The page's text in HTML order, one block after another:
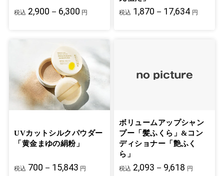
税込 2,900－6,300 円 税込 1,870－17,634 円
UVカットシルクパウダー
「黄金まゆの絹粉」
税込 700－15,843 円
ボリュームアップシャン
プー「髪ふくら」&コン
ディショナー「艶ふく
ら」
税込 2,093－9,618 円